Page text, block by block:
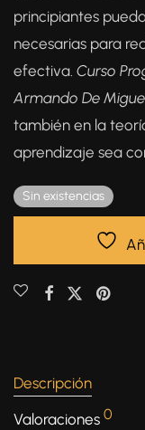
principiantes
necesarias para
efectiva. Curso
Armando De
también en la
aprendizaje sea
Sin existencias
Descripción
Valoraciones 0